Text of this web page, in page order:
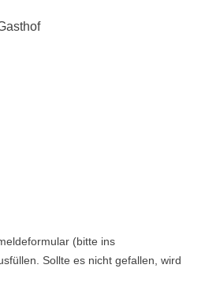
(bitte ins
Sollte es nicht gefallen, wird